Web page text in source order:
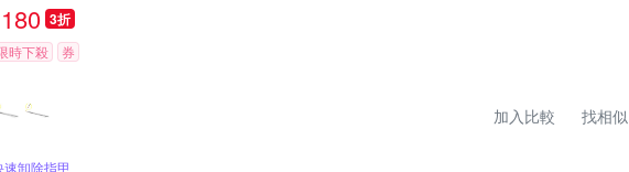
180 3折
時下殺 券
加入比較 找相似
速卸除指甲